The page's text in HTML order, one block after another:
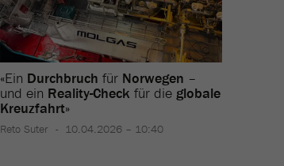
«Ein Durchbruch für Norwegen –
und ein Reality-Check für die globale
Kreuzfahrt»
Reto Suter 10.04.2026 – 10:40